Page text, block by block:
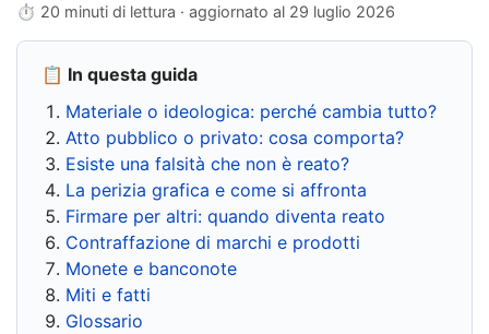
⏱ 20 minuti di lettura · aggiornato al 29 luglio 2026
📋 In questa guida
Materiale o ideologica: perché cambia tutto?
Atto pubblico o privato: cosa comporta?
Esiste una falsità che non è reato?
La perizia grafica e come si affronta
Firmare per altri: quando diventa reato
Contraffazione di marchi e prodotti
Monete e banconote
Miti e fatti
Glossario